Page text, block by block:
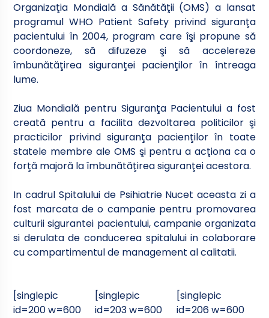
Organizaţia Mondială a Sănătăţii (OMS) a lansat
programul WHO Patient Safety privind siguranţa
pacientului în 2004, program care îşi propune să
coordoneze, să difuzeze şi să accelereze
îmbunătăţirea siguranţei pacienţilor în întreaga
lume.
Ziua Mondială pentru Siguranţa Pacientului a fost
creată pentru a facilita dezvoltarea politicilor şi
practicilor privind siguranţa pacienţilor în toate
statele membre ale OMS şi pentru a acţiona ca o
forţă majoră la îmbunătăţirea siguranţei acestora.
In cadrul Spitalului de Psihiatrie Nucet aceasta zi a
fost marcata de o campanie pentru promovarea
culturii sigurantei pacientului, campanie organizata
si derulata de conducerea spitalului in colaborare
cu compartimentul de management al calitatii.
[singlepic
id=200 w=600
[singlepic
id=203 w=600
[singlepic
id=206 w=600